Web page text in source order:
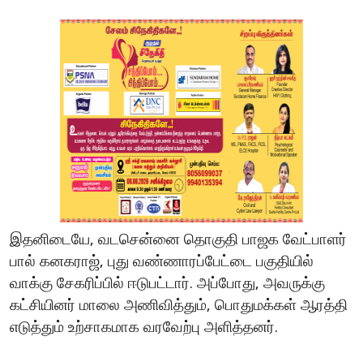
இதனிடையே, வடசென்னை தொகுதி பாஜக வேட்பாளர்
பால் கனகராஜ், புது வண்ணாரப்பேட்டை பகுதியில்
வாக்கு சேகரிப்பில் ஈடுபட்டார். அப்போது, அவருக்கு
கட்சியினர் மாலை அணிவித்தும், பொதுமக்கள் ஆரத்தி
எடுத்தும் உற்சாகமாக வரவேற்பு அளித்தனர்.